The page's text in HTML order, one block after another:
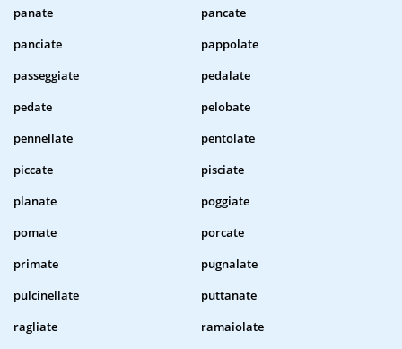
panate
pancate
panciate
pappolate
passeggiate
pedalate
pedate
pelobate
pennellate
pentolate
piccate
pisciate
planate
poggiate
pomate
porcate
primate
pugnalate
pulcinellate
puttanate
ragliate
ramaiolate